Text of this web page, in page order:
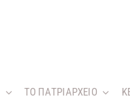
ΤΟ ΠΑΤΡΙΑΡΧΕΙΟ